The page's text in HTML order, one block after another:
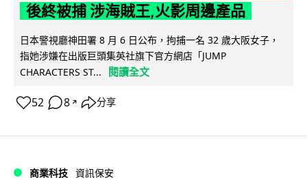
後終被捕 涉海賊王,火影周邊產品
日本警視廳神田署 8 月 6 日公布，拘捕一名 32 歲大阪女子，
指她涉嫌在出版巨頭集英社旗下官方網店「JUMP
CHARACTERS ST...
閱讀全文
52 8 ↗ 分享
商業科技 資訊保安